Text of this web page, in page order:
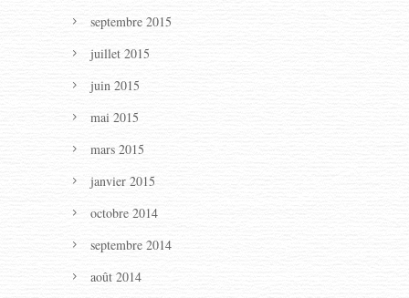
septembre 2015
juillet 2015
juin 2015
mai 2015
mars 2015
janvier 2015
octobre 2014
septembre 2014
août 2014